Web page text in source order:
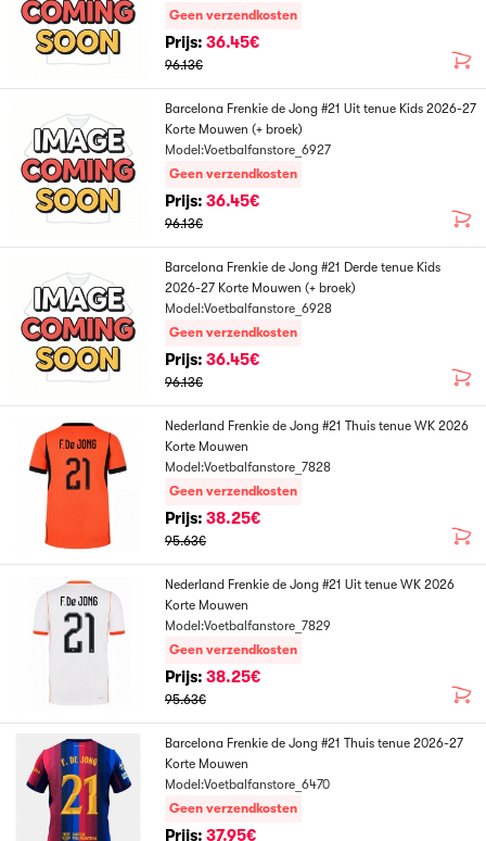
Geen verzendkosten
Prijs: 36.45€
96.13€
Barcelona Frenkie de Jong #21 Uit tenue Kids 2026-27
Korte Mouwen (+ broek)
Model:Voetbalfanstore_6927
Geen verzendkosten
Prijs: 36.45€
96.13€
Barcelona Frenkie de Jong #21 Derde tenue Kids
2026-27 Korte Mouwen (+ broek)
Model:Voetbalfanstore_6928
Geen verzendkosten
Prijs: 36.45€
96.13€
Nederland Frenkie de Jong #21 Thuis tenue WK 2026
Korte Mouwen
Model:Voetbalfanstore_7828
Geen verzendkosten
Prijs: 38.25€
95.63€
Nederland Frenkie de Jong #21 Uit tenue WK 2026
Korte Mouwen
Model:Voetbalfanstore_7829
Geen verzendkosten
Prijs: 38.25€
95.63€
Barcelona Frenkie de Jong #21 Thuis tenue 2026-27
Korte Mouwen
Model:Voetbalfanstore_6470
Geen verzendkosten
Prijs: 37.95€